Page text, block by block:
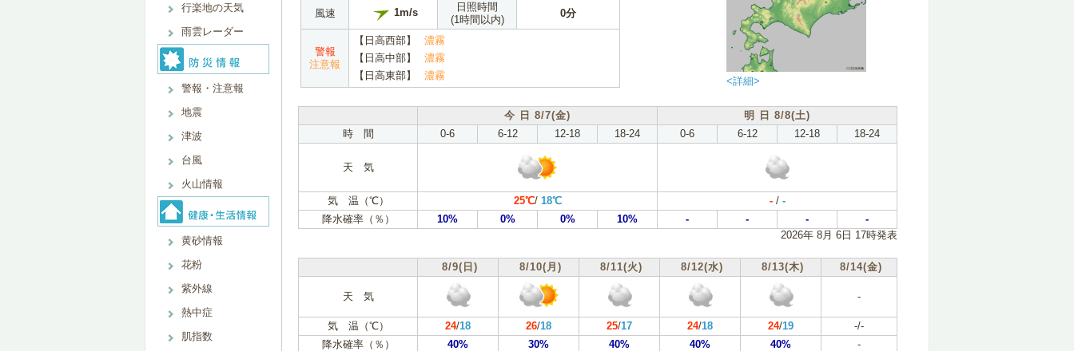
行楽地の天気
雨雲レーダー
警報・注意報
地震
津波
台風
火山情報
黄砂情報
花粉
紫外線
熱中症
肌指数
風速 1m/s
日照時間
(1時間以内)
0分
警報
注意報
【日高西部】
濃霧
【日高中部】
濃霧
【日高東部】
濃霧 <詳細>
今 日 8/7(金)
明 日 8/8(土)
時 間
0-6 6-12 12-18 18-24 0-6 6-12 12-18 18-24
天 気
気 温（℃） 25℃/ 18℃ -/ -
降水確率（％）
10% 0% 0% 10% - - -
-
2026年 8月 6日 17時発表
8/9(日) 8/10(月) 8/11(火) 8/12(水) 8/13(木) 8/14(金)
天 気 -
気 温（℃） 24/18 26/18 25/17 24/18 24/19
-/-
降水確率（％）
40% 30% 40% 40% 40%
-